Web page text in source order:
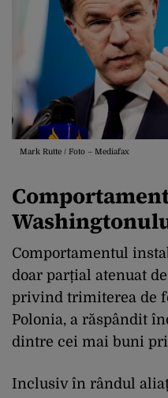
Mark Rutte / Foto – Mediafax
Comportamentul
doar parțial atenuat
privind trimiterea de
Polonia, a răspândit
dintre cei mai buni
Inclusiv în rândul